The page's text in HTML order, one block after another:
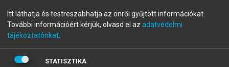
fiókoddal,vagy hozz létre új fiókot.
A regisztráció után apróbaidőszakautomatikusan
BELÉPÉS SAJÁT FIÓKKAL
Itt láthatja és testreszabhatja az önről gyűjtött információkat.
További információért kérjük, olvasd el az adatvédelmi
tájékoztatónkat
STATISZTIKA